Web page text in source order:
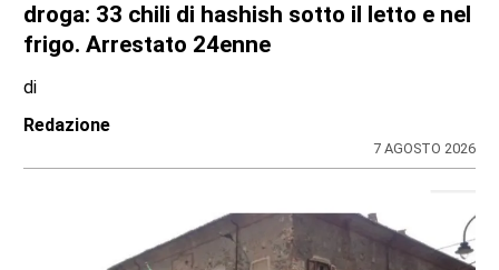
droga: 33 chili di hashish sotto il letto e nel
frigo. Arrestato 24enne
di
Redazione
7 AGOSTO 2026